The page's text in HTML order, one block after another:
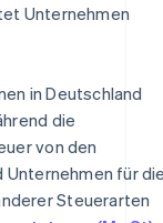
Unternehmen
in Deutschland
die
von den
Unternehmen für
Steuerarten